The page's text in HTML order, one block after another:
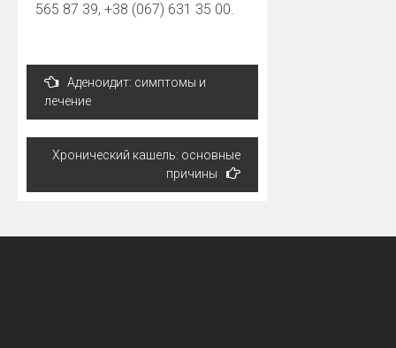
565 87 39, +38 (067) 631 35 00.
Навигация
записям
Аденоидит: симптомы и
лечение
Хронический кашель: основные
причины